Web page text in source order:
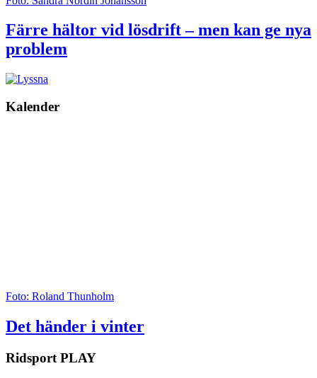
Färre hältor vid lösdrift – men kan ge nya
problem
Kalender
Foto: Roland Thunholm
Det händer i vinter
Ridsport PLAY